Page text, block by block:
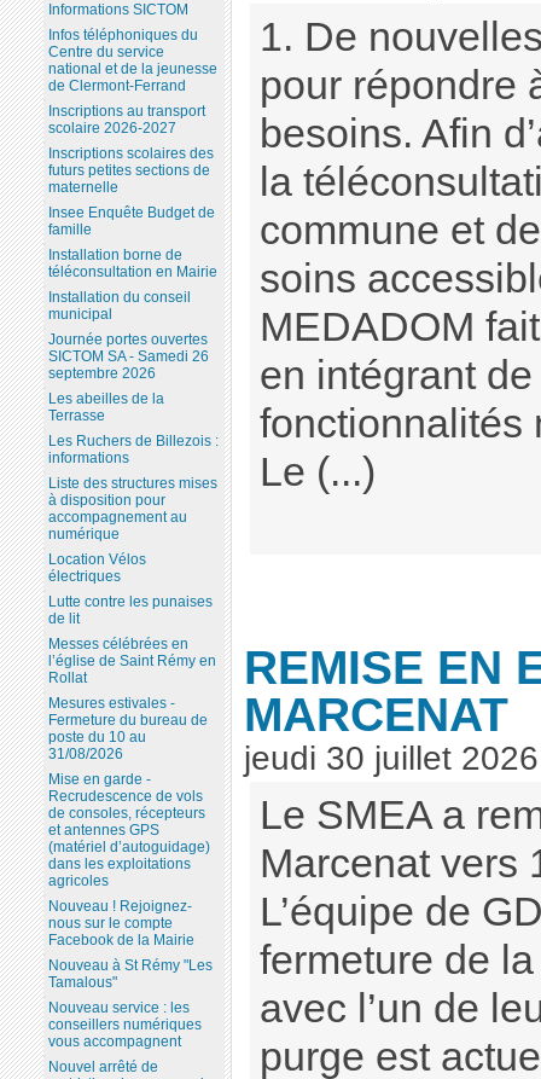
1. De
pour répondre
besoins. Afin
la
commune et
soins
MEDADOM
en intégrant
fonctionnalités
Le (...)
REMISE EN
MARCENAT
jeudi 30 juillet 2026
Le SMEA a
Marcenat vers
L’équipe de
fermeture de
avec l’un de
purge est
Informations SICTOM
Infos téléphoniques du
Centre du service
national et de la jeunesse
de Clermont-Ferrand
Inscriptions au transport
scolaire 2026-2027
Inscriptions scolaires des
futurs petites sections de
maternelle
Insee Enquête Budget de
famille
Installation borne de
téléconsultation en Mairie
Installation du conseil
municipal
Journée portes ouvertes
SICTOM SA - Samedi 26
septembre 2026
Les abeilles de la
Terrasse
Les Ruchers de Billezois :
informations
Liste des structures mises
à disposition pour
accompagnement au
numérique
Location Vélos
électriques
Lutte contre les punaises
de lit
Messes célébrées en
l’église de Saint Rémy en
Rollat
Mesures estivales -
Fermeture du bureau de
poste du 10 au
31/08/2026
Mise en garde -
Recrudescence de vols
de consoles, récepteurs
et antennes GPS
(matériel d’autoguidage)
dans les exploitations
agricoles
Nouveau ! Rejoignez-
nous sur le compte
Facebook de la Mairie
Nouveau à St Rémy "Les
Tamalous"
Nouveau service : les
conseillers numériques
vous accompagnent
Nouvel arrêté de